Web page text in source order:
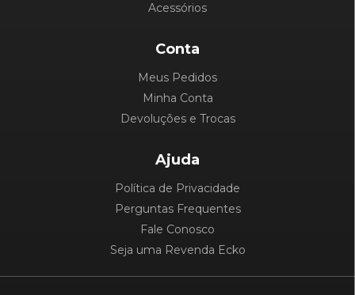
Acessórios
Conta
Meus Pedidos
Minha Conta
Devoluções e Trocas
Ajuda
Política de Privacidade
Perguntas Frequentes
Fale Conosco
Seja uma Revenda Ecko